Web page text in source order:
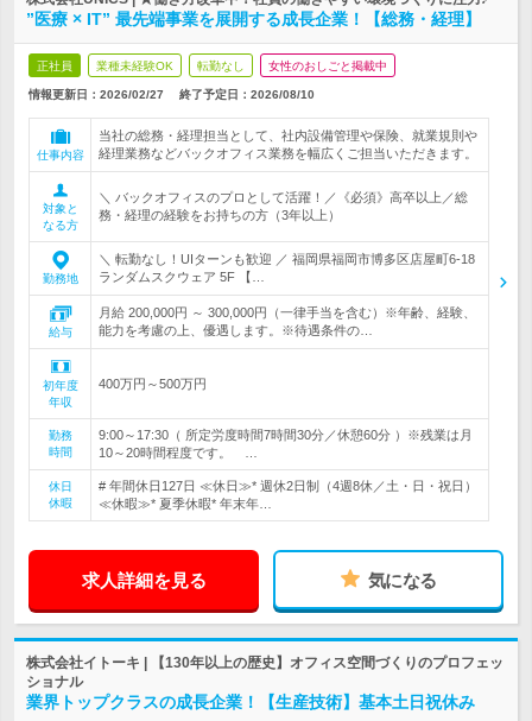
”医療 × IT” 最先端事業を展開する成長企業！【総務・経理】
正社員 業種未経験OK 転勤なし 女性のおしごと掲載中
情報更新日：2026/02/27 終了予定日： 2026/08/10
仕事内容
当社の総務・経理担当として、社内設備管理や保険、就業規則や
経理業務などバックオフィス業務を幅広くご担当いただきます。
対象と
なる方
＼ バックオフィスのプロとして活躍！／《必須》高卒以上／総
務・経理の経験をお持ちの方（3年以上）
勤務地
＼ 転勤なし！UIターンも歓迎 ／ 福岡県福岡市博多区店屋町6-18
ランダムスクウェア 5F 【…
給与
月給 200,000円 ～ 300,000円（一律手当を含む）※年齢、経験、
能力を考慮の上、優遇します。※待遇条件の…
初年度
年収
400万円～500万円
勤務
時間
9:00～17:30（ 所定労度時間7時間30分／休憩60分 ）※残業は月
10～20時間程度です。 …
休日
休暇
# 年間休日127日 ≪休日≫* 週休2日制（4週8休／土・日・祝日）
≪休暇≫* 夏季休暇* 年末年…
求人詳細を見る 気になる
株式会社イトーキ | 【130年以上の歴史】オフィス空間づくりのプロフェッ
ショナル
業界トップクラスの成長企業！【生産技術】基本土日祝休み